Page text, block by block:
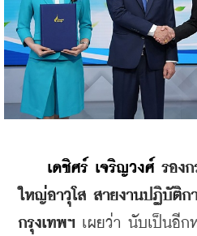
เดชิศร์ เจริญวงศ์ รอง
ใหญ่อาวุโส สายงานปฏิบัติ
กรุงเทพฯ เผยว่า นับเป็นอี